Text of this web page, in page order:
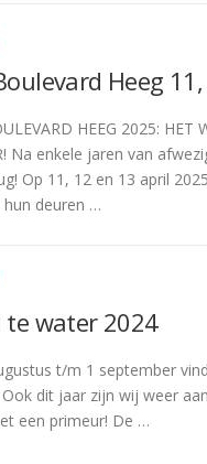
Heeg
HEEG 2025: HET
Na enkele jaren van
Op 11, 12 en 13 april
hun deuren …
te water 2024
t/m 1 september
Ook dit jaar zijn wij weer
een primeur! De …